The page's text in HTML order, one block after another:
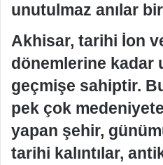
unutulmaz anılar
Akhisar, tarihi İon
dönemlerine kadar
geçmişe sahiptir.
pek çok
yapan şehir,
tarihi kalıntılar,